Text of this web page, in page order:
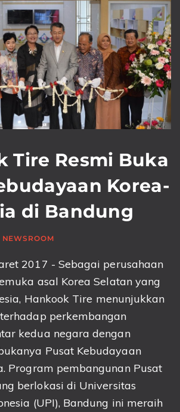
Tire Resmi Buka
Korea-
di Bandung
NEWSROOM
2017 - Sebagai perusahaan
asal Korea Selatan yang
Hankook Tire menunjukkan
perkembangan
kedua negara dengan
Pusat Kebudayaan
Program pembangunan Pusat
berlokasi di Universitas
(UPI), Bandung ini meraih